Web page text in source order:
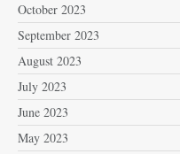
October 2023
September 2023
August 2023
July 2023
June 2023
May 2023